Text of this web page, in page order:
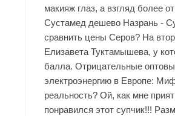
макияж глаз, а взгляд более
Сустамед дешево Назрань -
сравнить цены Серов? На
Елизавета Туктамышева, у
балла. Отрицательные
электроэнергию в Европе:
реальность? Ой, как мне
понравился этот супчик!!!